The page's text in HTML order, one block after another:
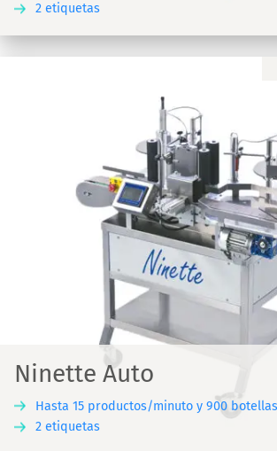
2 etiquetas
Ninette Auto
Hasta 15 productos/minuto y 900
2 etiquetas